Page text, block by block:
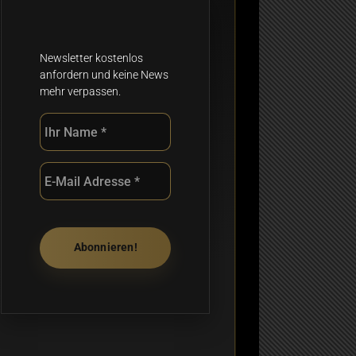
Newsletter kostenlos
anfordern und keine News
mehr verpassen.